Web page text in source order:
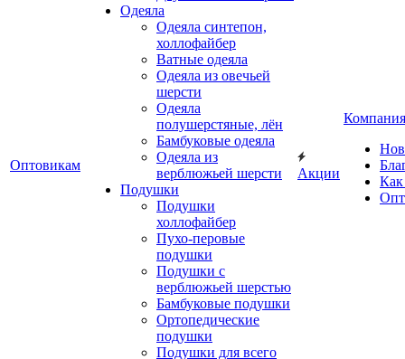
Оптовикам
Одеяла
Одеяла синтепон,
холлофайбер
Ватные одеяла
Одеяла из овечьей
шерсти
Одеяла
полушерстяные, лён
Бамбуковые одеяла
Одеяла из
верблюжьей шерсти
Подушки
Подушки
холлофайбер
Пухо-перовые
подушки
Подушки с
верблюжьей шерстью
Бамбуковые подушки
Ортопедические
подушки
Подушки для всего
Акции
Компания
Как